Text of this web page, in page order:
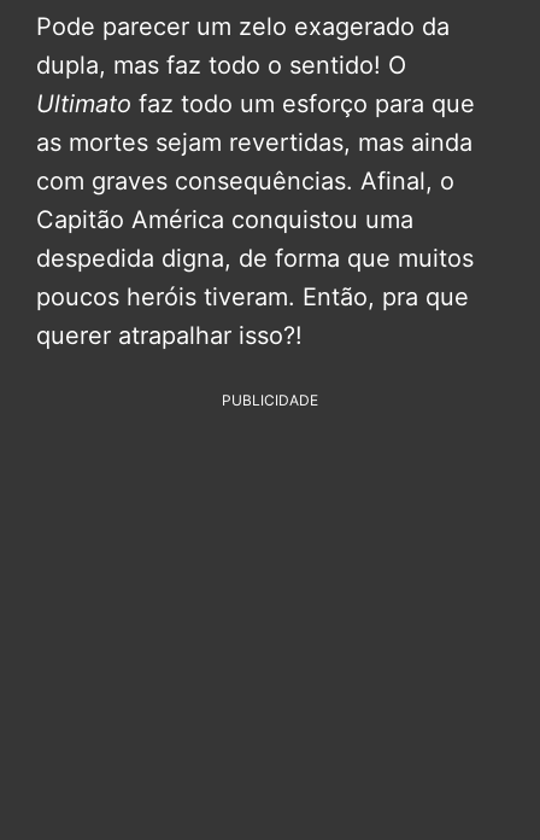
Pode parecer um zelo exagerado da
dupla, mas faz todo o sentido! O
Ultimato faz todo um esforço para que
as mortes sejam revertidas, mas ainda
com graves consequências. Afinal, o
Capitão América conquistou uma
despedida digna, de forma que muitos
poucos heróis tiveram. Então, pra que
querer atrapalhar isso?!
PUBLICIDADE